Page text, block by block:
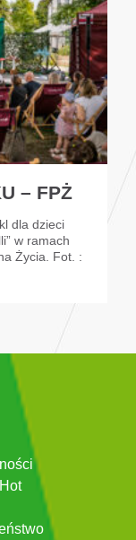
– FPŻ
dla dzieci
w ramach
Życia. Fot. :